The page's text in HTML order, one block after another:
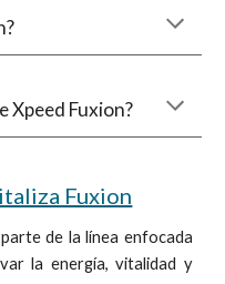
Xpeed Fuxion?
Fuxion
de la línea enfocada
la energía, vitalidad y